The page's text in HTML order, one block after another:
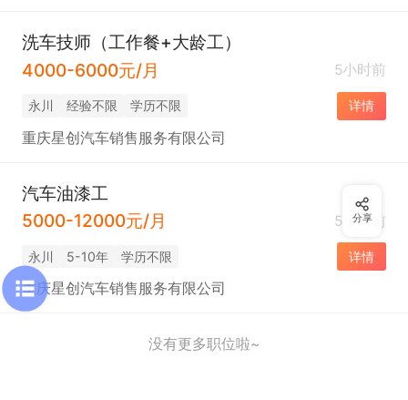
洗车技师（工作餐+大龄工）
4000-6000元/月
5小时前
永川 经验不限 学历不限 详情
重庆星创汽车销售服务有限公司
汽车油漆工
5000-12000元/月
5小时前
永川 5-10年 学历不限 详情
重庆星创汽车销售服务有限公司
没有更多职位啦~
分享